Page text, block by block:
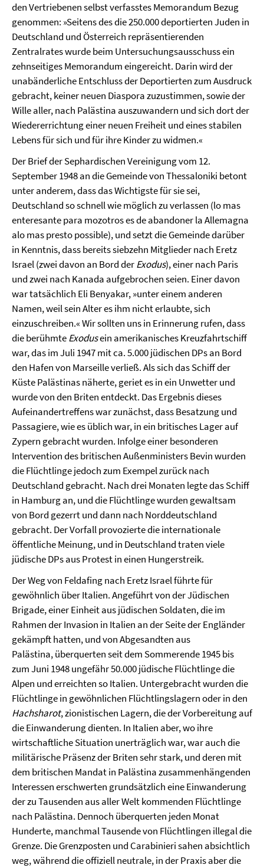
den Vertriebenen selbst verfasstes Memorandum Bezug
genommen: »Seitens des die 250.000 deportierten Juden in
Deutschland und Österreich repräsentierenden
Zentralrates wurde beim Untersuchungsausschuss ein
zehnseitiges Memorandum eingereicht. Darin wird der
unabänderliche Entschluss der Deportierten zum Ausdruck
gebracht, keiner neuen Diaspora zuzustimmen, sowie der
Wille aller, nach Palästina auszuwandern und sich dort der
Wiedererrichtung einer neuen Freiheit und eines stabilen
Lebens für sich und für ihre Kinder zu widmen.«
Der Brief der Sephardischen Vereinigung vom 12.
September 1948 an die Gemeinde von Thessaloniki betont
unter anderem, dass das Wichtigste für sie sei,
Deutschland so schnell wie möglich zu verlassen (lo mas
enteresante para mozotros es de abandoner la Allemagna
alo mas presto possible), und setzt die Gemeinde darüber
in Kenntnis, dass bereits siebzehn Mitglieder nach Eretz
Israel (zwei davon an Bord derExodus), einer nach Paris
und zwei nach Kanada aufgebrochen seien. Einer davon
war tatsächlich Eli Benyakar, »unter einem anderen
Namen, weil sein Alter es ihm nicht erlaubte, sich
einzuschreiben.« Wir sollten uns in Erinnerung rufen, dass
die berühmteExodusein amerikanisches Kreuzfahrtschiff
war, das im Juli 1947 mit ca. 5.000 jüdischen DPs an Bord
den Hafen von Marseille verließ. Als sich das Schiff der
Küste Palästinas näherte, geriet es in ein Unwetter und
wurde von den Briten entdeckt. Das Ergebnis dieses
Aufeinandertreffens war zunächst, dass Besatzung und
Passagiere, wie es üblich war, in ein britisches Lager auf
Zypern gebracht wurden. Infolge einer besonderen
Intervention des britischen Außenministers Bevin wurden
die Flüchtlinge jedoch zum Exempel zurück nach
Deutschland gebracht. Nach drei Monaten legte das Schiff
in Hamburg an, und die Flüchtlinge wurden gewaltsam
von Bord gezerrt und dann nach Norddeutschland
gebracht. Der Vorfall provozierte die internationale
öffentliche Meinung, und in Deutschland traten viele
jüdische DPs aus Protest in einen Hungerstreik.
Der Weg von Feldafing nach Eretz Israel führte für
gewöhnlich über Italien. Angeführt von der Jüdischen
Brigade, einer Einheit aus jüdischen Soldaten, die im
Rahmen der Invasion in Italien an der Seite der Engländer
gekämpft hatten, und von Abgesandten aus
Palästina, überquerten seit dem Sommerende 1945 bis
zum Juni 1948 ungefähr 50.000 jüdische Flüchtlinge die
Alpen und erreichten so Italien. Untergebracht wurden die
Flüchtlinge in gewöhnlichen Flüchtlingslagern oder in den
Hachsharot, zionistischen Lagern, die der Vorbereitung auf
die Einwanderung dienten. In Italien aber, wo ihre
wirtschaftliche Situation unerträglich war, war auch die
militärische Präsenz der Briten sehr stark, und deren mit
dem britischen Mandat in Palästina zusammenhängenden
Interessen erschwerten grundsätzlich eine Einwanderung
der zu Tausenden aus aller Welt kommenden Flüchtlinge
nach Palästina. Dennoch überquerten jeden Monat
Hunderte, manchmal Tausende von Flüchtlingen illegal die
Grenze. Die Grenzposten und Carabinieri sahen absichtlich
weg, während die offiziell neutrale, in der Praxis aber die